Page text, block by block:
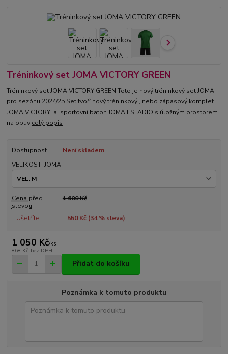
Tréninkový set JOMA VICTORY GREEN
Tréninkový set JOMA VICTORY GREEN Toto je nový tréninkový set JOMA
pro sezónu 2024/25 Set tvoří nový tréninkový , nebo zápasový komplet
JOMA VICTORY a sportovní batoh JOMA ESTADIO s úložným prostorem
na obuv celý popis
Dostupnost
Není skladem
VELIKOSTI JOMA
Cena před
slevou
1 600 Kč
Ušetříte 550 Kč (34% sleva)
1 050 Kč/ks
868 Kč bez DPH
Přidat do košíku
Poznámka k tomuto produktu